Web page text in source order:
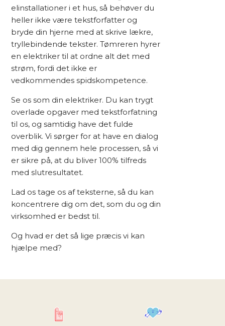
elinstallationer i et hus, så behøver du
heller ikke være tekstforfatter og
bryde din hjerne med at skrive lækre,
tryllebindende tekster. Tømreren hyrer
en elektriker til at ordne alt det med
strøm, fordi det ikke er
vedkommendes spidskompetence.
Se os som din elektriker. Du kan trygt
overlade opgaver med tekstforfatning
til os, og samtidig have det fulde
overblik. Vi sørger for at have en dialog
med dig gennem hele processen, så vi
er sikre på, at du bliver 100% tilfreds
med slutresultatet.
Lad os tage os af teksterne, så du kan
koncentrere dig om det, som du og din
virksomhed er bedst til.
Og hvad er det så lige præcis vi kan
hjælpe med?